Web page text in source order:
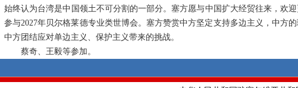
始终认为台湾是中国领土不可分割的一部分。塞方愿与中国扩大经贸往来，欢
参与2027年贝尔格莱德专业类世博会。塞方赞赏中方坚定支持多边主义，中方
中方团结应对单边主义、保护主义带来的挑战。
蔡奇、王毅等参加。